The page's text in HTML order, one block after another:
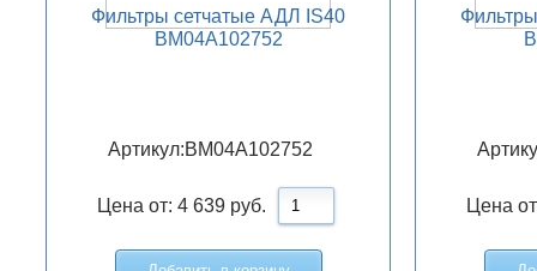
Фильтры сетчатые АДЛ IS40
BM04A102752
Артикул:BM04A102752
Цена от:4 639 руб. Цена